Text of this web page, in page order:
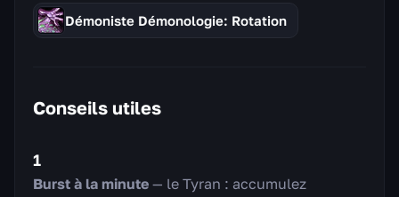
Démoniste Démonologie: Rotation
Conseils utiles
1
Burst à la minute — le Tyran : accumulez